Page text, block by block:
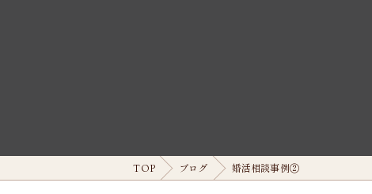
TOP ブログ 婚活相談事例②